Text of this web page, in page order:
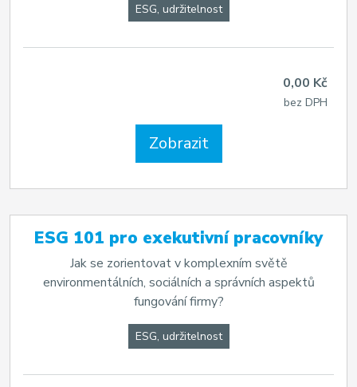
ESG, udržitelnost
0,00 Kč
bez DPH
Zobrazit
ESG 101 pro exekutivní pracovníky
Jak se zorientovat v komplexním světě
environmentálních, sociálních a správních aspektů
fungování firmy?
ESG, udržitelnost